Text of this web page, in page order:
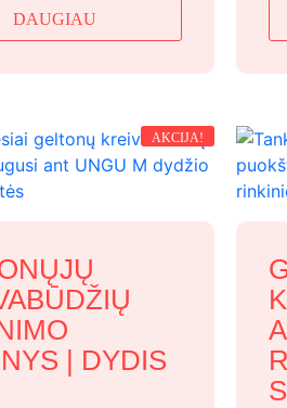
DAUGIAU
AKCIJA!
| DYDIS
S